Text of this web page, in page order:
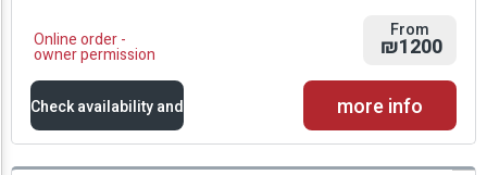
Online order -
owner permission
From
₪1200
Check availability and
prices
more info